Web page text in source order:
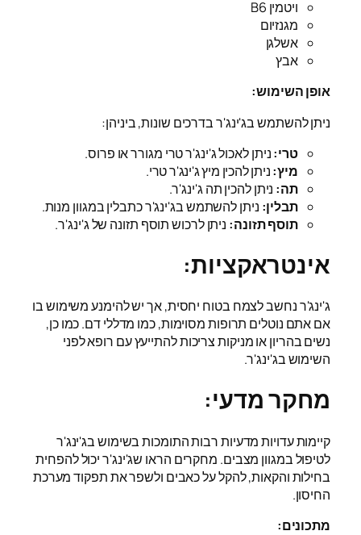
ויטמין B6
מגנזיום
אשלגן
אבץ
אופן השימוש:
ניתן להשתמש בג'ינג'ר בדרכים שונות, ביניהן:
טרי:ניתן לאכול ג'ינג'ר טרי מגורר או פרוס.
מיץ:ניתן להכין מיץ ג'ינג'ר טרי.
תה: ניתן להכין תה ג'ינג'ר.
תבלין: ניתן להשתמש בג'ינג'ר כתבלין במגוון מנות.
תוסף תזונה: ניתן לרכוש תוסף תזונה של ג'ינג'ר.
אינטראקציות:
ג'ינג'ר נחשב לצמח בטוח יחסית, אך יש להימנע משימוש בו
אם אתם נוטלים תרופות מסוימות, כמו מדללי דם. כמו כן,
נשים בהריון או מניקות צריכות להתייעץ עם רופא לפני
השימוש בג'ינג'ר.
מחקר מדעי:
קיימות עדויות מדעיות רבות התומכות בשימוש בג'ינג'ר
לטיפול במגוון מצבים. מחקרים הראו שג'ינג'ר יכול להפחית
בחילות והקאות, להקל על כאבים ולשפר את תפקוד מערכת
החיסון.
מתכונים: